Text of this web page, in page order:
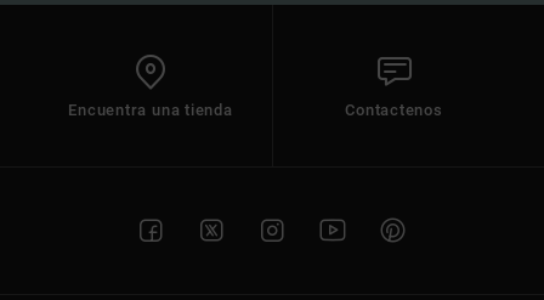
Encuentra una tienda Contactenos